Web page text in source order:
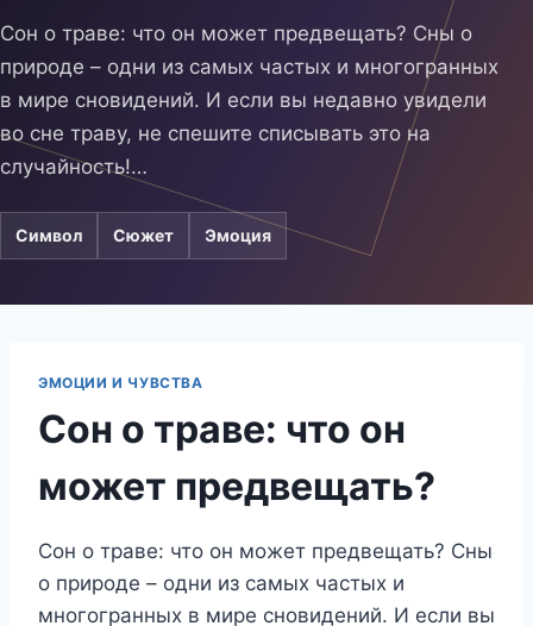
Сон о траве: что он может предвещать? Сны о
природе – одни из самых частых и многогранных
в мире сновидений. И если вы недавно увидели
во сне траву, не спешите списывать это на
случайность!…
Символ Сюжет Эмоция
ЭМОЦИИ И ЧУВСТВА
Сон о траве: что он
может предвещать?
Сон о траве: что он может предвещать? Сны
о природе – одни из самых частых и
многогранных в мире сновидений. И если вы